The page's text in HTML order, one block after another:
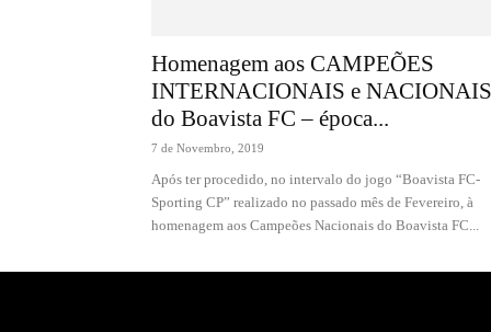
Homenagem aos CAMPEÕES
INTERNACIONAIS e NACIONAIS
do Boavista FC – época...
7 de Novembro, 2019
Após ter procedido, no intervalo do jogo “Boavista FC-
Sporting CP” realizado no passado mês de Fevereiro, à
homenagem aos Campeões Nacionais do Boavista FC...